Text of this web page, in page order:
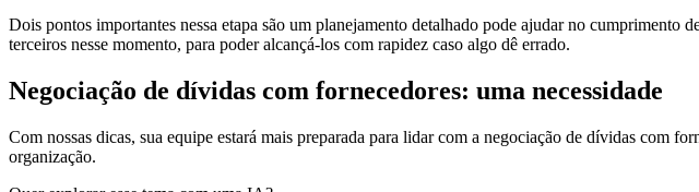
Dois pontos importantes nessa etapa são um planejamento detalhado pode ajudar no
terceiros nesse momento, para poder alcançá-los com rapidez caso algo dê errado.
Negociação de dívidas com fornecedores: uma necessidade
Com nossas dicas, sua equipe estará mais preparada para lidar com a negociação de dívidas com
organização.